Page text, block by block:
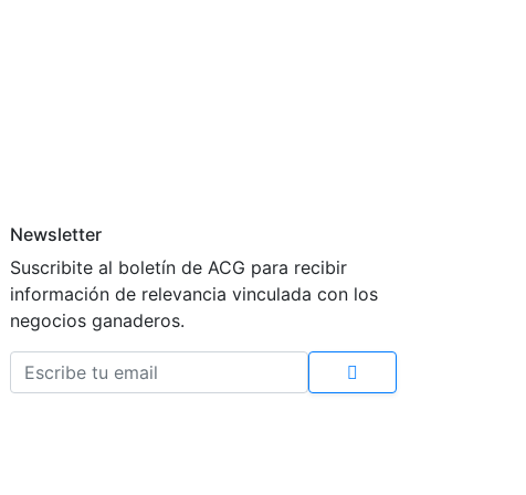
Newsletter
Suscribite al boletín de ACG para recibir
información de relevancia vinculada con los
negocios ganaderos.